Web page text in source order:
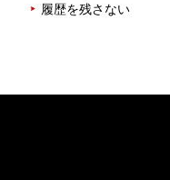
履歴を残さない